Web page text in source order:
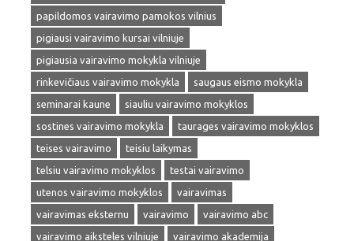
papildomos vairavimo pamokos vilnius
pigiausi vairavimo kursai vilniuje
pigiausia vairavimo mokykla vilniuje
rinkevičiaus vairavimo mokykla
saugaus eismo mokykla
seminarai kaune
siauliu vairavimo mokyklos
sostines vairavimo mokykla
taurages vairavimo mokyklos
teises vairavimo
teisiu laikymas
telsiu vairavimo mokyklos
testai vairavimo
utenos vairavimo mokyklos
vairavimas
vairavimas eksternu
vairavimo
vairavimo abc
vairavimo aiksteles vilniuje
vairavimo akademija